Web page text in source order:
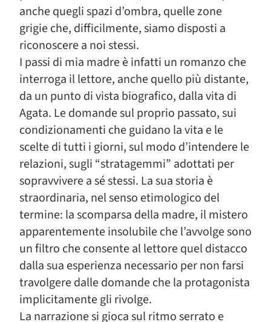
anche quegli spazi d’ombra, quelle zone
grigie che, difficilmente, siamo disposti a
riconoscere a noi stessi.
I passi di mia madre è infatti un romanzo che
interroga il lettore, anche quello più distante,
da un punto di vista biografico, dalla vita di
Agata. Le domande sul proprio passato, sui
condizionamenti che guidano la vita e le
scelte di tutti i giorni, sul modo d’intendere le
relazioni, sugli “stratagemmi” adottati per
sopravvivere a sé stessi. La sua storia è
straordinaria, nel senso etimologico del
termine: la scomparsa della madre, il mistero
apparentemente insolubile che l’avvolge sono
un filtro che consente al lettore quel distacco
dalla sua esperienza necessario per non farsi
travolgere dalle domande che la protagonista
implicitamente gli rivolge.
La narrazione si gioca sul ritmo serrato e